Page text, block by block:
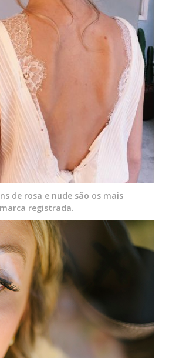
de rosa e nude são os mais
registrada.